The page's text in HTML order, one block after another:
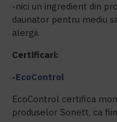
-nici un ingredient din
daunator pentru mediu
alergii.
Certificari:
-EcoControl
EcoControl certifica
produselor Sonett, ca